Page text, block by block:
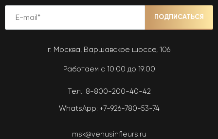
ПОДПИСАТЬСЯ
г. Москва, Варшавское шоссе, 106
Работаем с 10:00 до 19:00
Тел.: 8-800-200-40-42
WhatsApp: +7-926-780-53-74
msk@venusinfleurs.ru